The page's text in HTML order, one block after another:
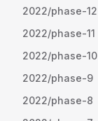
2022/phase-12
2022/phase-11
2022/phase-10
2022/phase-9
2022/phase-8